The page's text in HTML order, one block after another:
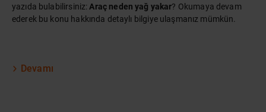
yazıda bulabilirsiniz:Araç neden yağ yakar? Okumaya devam
ederek bu konu hakkında detaylı bilgiye ulaşmanız mümkün.
Devamı